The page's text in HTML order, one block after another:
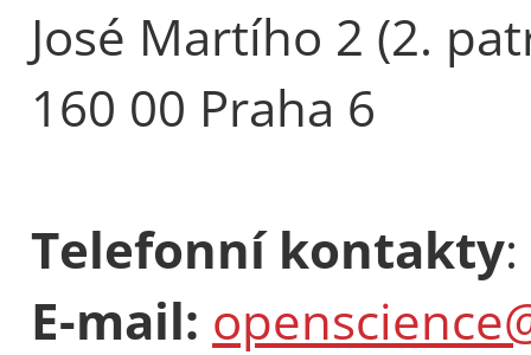
José Martího 2 (2.
160 00 Praha 6
Telefonní kontakty:
E-mail: